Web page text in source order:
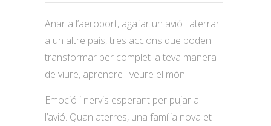
Anar a l’aeroport, agafar un avió i aterrar
a un altre país, tres accions que poden
transformar per complet la teva manera
de viure, aprendre i veure el món.
Emoció i nervis esperant per pujar a
l’avió. Quan aterres, una família nova et